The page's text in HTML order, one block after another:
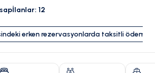
İlanlar: 12
erken rezervasyonlarda taksitli ödeme